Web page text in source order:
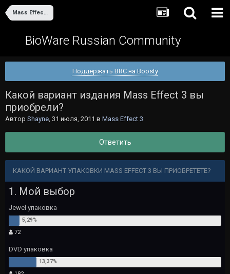
Mass Effect 3
BioWare Russian Community
Поддержать BRC на Boosty
Какой вариант издания Mass Effect 3 вы
приобрели?
Автор Shayne, 31 июля, 2011 в Mass Effect 3
Ответить
КАКОЙ ВАРИАНТ УПАКОВКИ MASS EFFECT 3 ВЫ ПРИОБРЕТЕТЕ?
1. Мой выбор
Jewel упаковка
72
DVD упаковка